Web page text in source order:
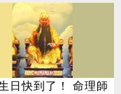
日快到了！ 命理師